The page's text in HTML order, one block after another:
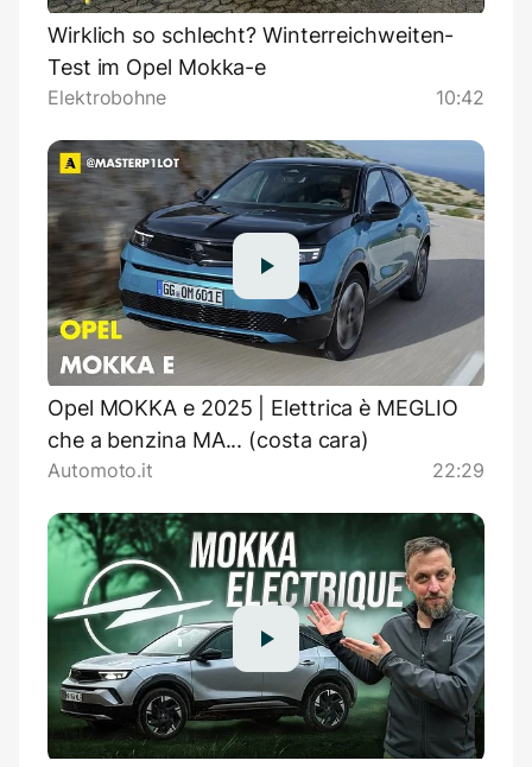
Wirklich so schlecht? Winterreichweiten-
Test im Opel Mokka-e
Elektrobohne 10:42
Opel MOKKA e 2025 | Elettrica è MEGLIO
che a benzina MA... (costa cara)
Automoto.it 22:29